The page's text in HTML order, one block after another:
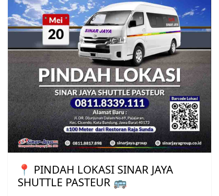
📍 PINDAH LOKASI SINAR JAYA
SHUTTLE PASTEUR 🚌